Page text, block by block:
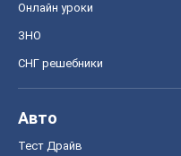
Онлайн уроки
ЗНО
СНГ решебники
Авто
Тест Драйв